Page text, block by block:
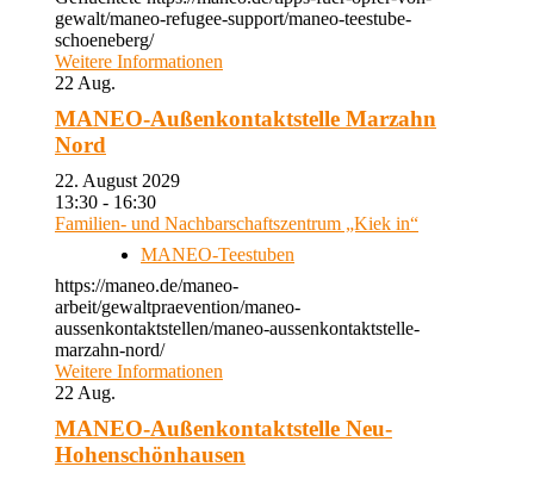
gewalt/maneo-refugee-support/maneo-teestube-
schoeneberg/
Weitere Informationen
22 Aug.
MANEO-Außenkontaktstelle Marzahn
Nord
22. August 2029
13:30 - 16:30
Familien- und Nachbarschaftszentrum „Kiek in“
MANEO-Teestuben
https://maneo.de/maneo-
arbeit/gewaltpraevention/maneo-
aussenkontaktstellen/maneo-aussenkontaktstelle-
marzahn-nord/
Weitere Informationen
22 Aug.
MANEO-Außenkontaktstelle Neu-
Hohenschönhausen